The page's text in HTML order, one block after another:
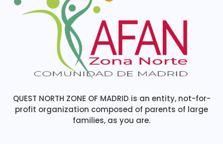
QUEST NORTH ZONE OF MADRID is an entity, not-for-
profit organization composed of parents of large
families, as you are.